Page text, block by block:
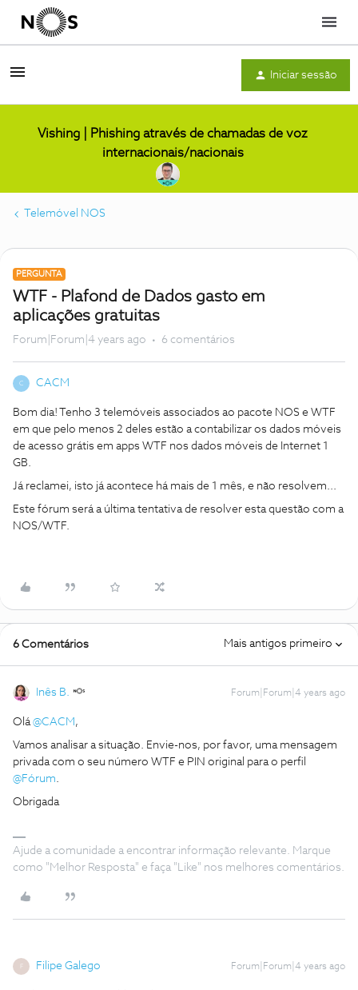
Menu
Iniciar sessão
Vishing | Phishing através de chamadas de voz
internacionais/nacionais
Telemóvel NOS
PERGUNTA
WTF - Plafond de Dados gasto em
aplicações gratuitas
Forum|Forum|4 years ago 6 comentários
C CACM
Bom dia! Tenho 3 telemóveis associados ao pacote NOS e WTF
em que pelo menos 2 deles estão a contabilizar os dados móveis
de acesso grátis em apps WTF nos dados móveis de Internet 1
GB.
Já reclamei, isto já acontece há mais de 1 mês, e não resolvem...
Este fórum será a última tentativa de resolver esta questão com a
NOS/WTF.
6 Comentários Mais antigos primeiro
Inês B. Forum|Forum|4 years ago
Olá@CACM ,
Vamos analisar a situação. Envie-nos, por favor, uma mensagem
privada com o seu número WTF e PIN original para o perfil
@Fórum.
Obrigada
Ajude a comunidade a encontrar informação relevante. Marque
como "Melhor Resposta" e faça "Like" nos melhores comentários.
Filipe Galego Forum|Forum|4 years ago